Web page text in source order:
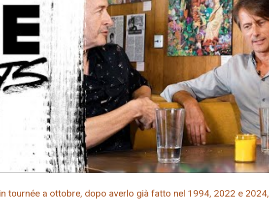
tournée a ottobre, dopo averlo già fatto nel 1994, 2022 e 2024,